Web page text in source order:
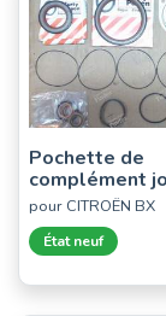
Pochette de
complément
pour CITROËN BX
État neuf